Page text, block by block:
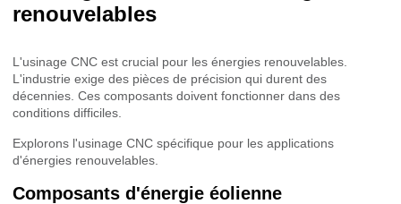
renouvelables
L'usinage CNC est crucial pour les énergies renouvelables.
L'industrie exige des pièces de précision qui durent des
décennies. Ces composants doivent fonctionner dans des
conditions difficiles.
Explorons l'usinage CNC spécifique pour les applications
d'énergies renouvelables.
Composants d'énergie éolienne